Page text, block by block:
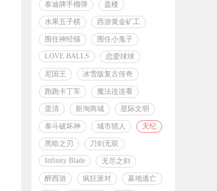
泰迪牌手榴弹 盖楼
水果五子棋 西游黄金矿工
围住神经猫 围住小鬼子
LOVE BALLS 恋爱球球
尼国王 冰雪版复古传奇
跑跑卡丁车 魔法连连看
蛋清 新淘商城 星际文明
泰斗破坏神 城市猎人 天纪
黑暗之刃 刀剑无双
Infinity Blade 无尽之剑
醉西游 疯狂派对 墓地逃亡